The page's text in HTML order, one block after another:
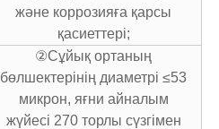
және коррозияға қарсы
қасиеттері;
②Сұйық ортаның
бөлшектерінің диаметрі ≤53
микрон, яғни айналым
жүйесі 270 торлы сүзгімен